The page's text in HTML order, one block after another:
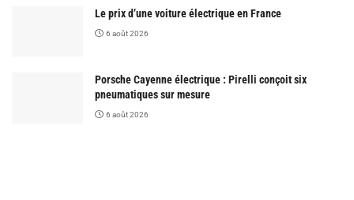
Le prix d’une voiture électrique en France
6 août 2026
Porsche Cayenne électrique : Pirelli conçoit six
pneumatiques sur mesure
6 août 2026